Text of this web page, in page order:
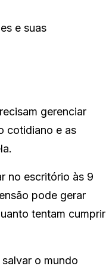
e suas
gerenciar
cotidiano e as
no escritório às 9
pode gerar
tentam cumprir
o mundo